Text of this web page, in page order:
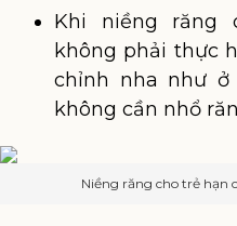
Khi niềng răng
không phải thực
chỉnh nha như ở
không cần nhổ
Niềng răng cho trẻ hạn